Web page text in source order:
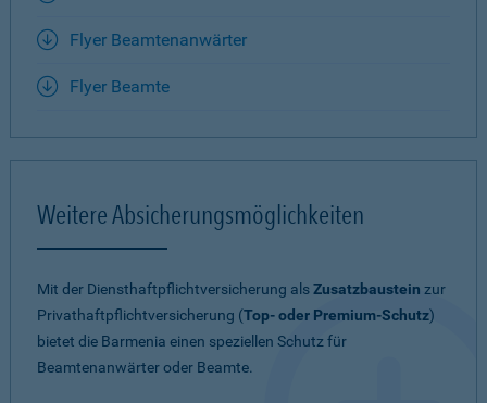
Flyer Beamtenanwärter
Flyer Beamte
Weitere Absicherungsmöglichkeiten
Mit der Diensthaftpflichtversicherung alsZusatzbaustein zur
Privathaftpflichtversicherung (Top- oder Premium-Schutz)
bietet die Barmenia einen speziellen Schutz für
Beamtenanwärter oder Beamte.